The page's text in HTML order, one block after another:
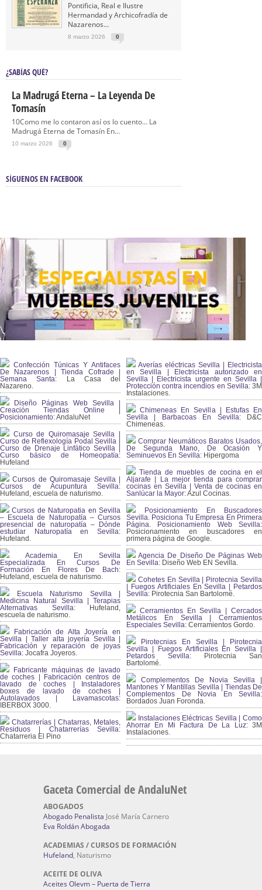
Pontificia, Real e Ilustre
Hermandad y Archicofradía de
Nazarenos...
8 marzo 2026 0
¿SABÍAS QUÉ?
La Madrugá Eterna – La Leyenda De
Tomasín
10Como me lo contaron así os lo cuento… La
Madrugá Eterna de Tomasín En...
10 marzo 2026 0
SÍGUENOS EN FACEBOOK
Confección Túnicas Y Antifaces
De Nazarenos | Tienda Cofrade |
Semana Santa: La Casa del
Nazareno.
Diseño Páginas Web Sevilla |
Creación Tiendas Online |
Posicionamiento:AndaluNet
Curso de Quiromasaje Sevilla |
Curso de Reflexología Podal Sevilla |
Curso de Drenaje Linfático Sevilla |
Curso básico de Homeopatía:
Hufeland
Cursos de Quiromasaje Sevilla |
Cursos de Acupuntura Sevilla:
Hufeland, escuela de naturismo.
Cursos de Naturopatia en Sevilla
– Escuela de Naturopatía – Cursos
presencial de naturopatía – Dónde
estudiar Naturopatía en Sevilla:
Hufeland.
Academia En Sevilla
Especializada En Cursos De
Formación En Flores De Bach:
Hufeland, escuela de naturismo.
Escuela Naturismo Sevilla |
Medicina Natural Sevilla | Terapias
Alternativas Sevilla: Hufeland,
escuela de naturismo.
Fabricación de Alta Joyería en
Sevilla | Taller alta joyería Sevilla |
Fabricación y reparación de joyas
Sevilla: Jocafra Joyeros.
Fabricante máquinas de lavado
de coches | Fabricación centros de
lavado de coches | Instaladores
boxes de lavado de coches |
Autolavados | Lavamascotas:
IBERBOX 3000.
Chatarrerías | Chatarras, Metales,
Residuos | Chatarrerías Sevilla:
Chatarreria El Pino
Averías eléctricas Sevilla | Electricista
en Sevilla | Electricista autorizado en
Sevilla | Electricista urgente en Sevilla |
Protección contra incendios en Sevilla:3M
Instalaciones.
Chimeneas En Sevilla | Estufas En
Sevilla | Barbacoas En Sevilla:D&C
Chimeneas.
Comprar Neumáticos Baratos Usados,
De Segunda Mano, De Ocasión Y
Seminuevos En Sevilla: Hipergoma
Tienda de muebles de cocina en el
Aljarafe | La mejor tienda para comprar
cocinas en Sevilla | Venta de cocinas en
Sanlúcar la Mayor:Azul Cocinas.
Posicionamiento En Buscadores
Sevilla. Posiciona Tu Empresa En Primera
Página. Posicionamiento Web Sevilla:
Posicionamiento en buscadores en
primera página de Google.
Agencia De Diseño De Páginas Web
En Sevilla: Diseño Web EN Sevilla.
Cohetes En Sevilla | Pirotecnia Sevilla
| Fuegos Artificiales En Sevilla | Petardos
Sevilla: Pirotecnia San Bartolomé.
Cerramientos En Sevilla | Cercados
Metálicos En Sevilla | Cerramientos
Especiales Sevilla: Cerramientos Gordo.
Pirotecnias En Sevilla | Pirotecnia
Sevilla | Fuegos Artificiales En Sevilla |
Petardos Sevilla: Pirotecnia San
Bartolomé.
Complementos De Novia Sevilla |
Mantones Y Mantillas Sevilla | Tiendas De
Complementos De Novia En Sevilla:
Bordados Juan Foronda.
Instalaciones Eléctricas Sevilla | Como
Ahorrar En Mi Factura De La Luz:3M
Instalaciones.
Gaceta Comercial de AndaluNet
ABOGADOS
Abogado Penalista José María Carnero
Eva Roldán Abogada
ACADEMIAS / CURSOS DE FORMACIÓN
Hufeland, Naturismo
ACEITE DE OLIVA
Aceites Olevm – Puerta de Tierra